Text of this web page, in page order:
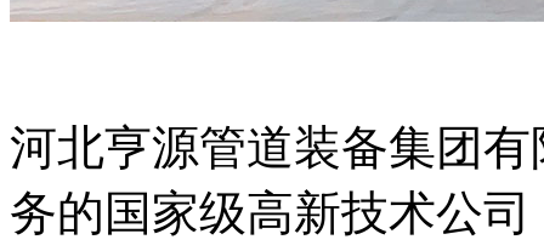
河北亨源管道装备集团
务的国家级高新技术公